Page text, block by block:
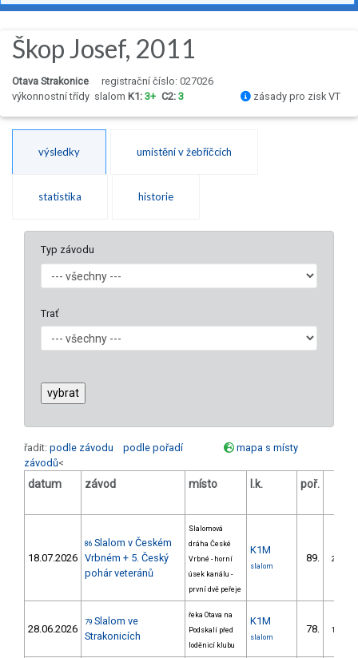
Škop Josef, 2011
Otava Strakonice
registrační číslo: 027026
výkonnostní třídy slalom K1: 3+ C2: 3 zásady pro zisk VT
výsledky umístění v žebříčcích
statistika historie
Typ závodu
Trať
řadit: podle závodu podle pořadí
mapa s místy
závodů<
datum závod místo l.k. poř.
18.07.2026
86 Slalom v Českém
Vrbném + 5. Český
pohár veteránů
Slalomová
dráha České
Vrbné - horní
úsek kanálu -
první dvě peřeje
K1M
slalom
89. 24/DM
28.06.2026
79 Slalom ve
Strakonicích
řeka Otava na
Podskalí před
loděnicí klubu
K1M
slalom
78. 14/DM